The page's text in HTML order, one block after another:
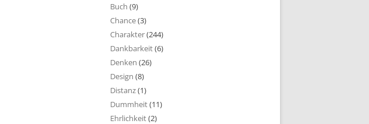
Buch (9)
Chance(3)
Charakter(244)
Dankbarkeit(6)
Denken (26)
Design (8)
Distanz(1)
Dummheit(11)
Ehrlichkeit(2)